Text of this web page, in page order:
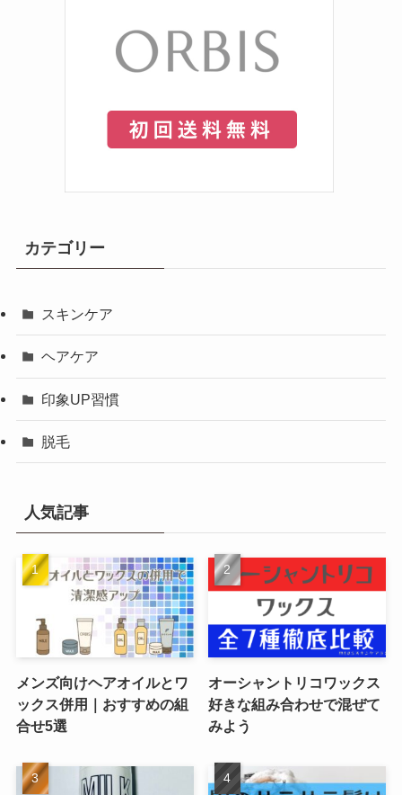
カテゴリー
スキンケア
ヘアケア
印象UP習慣
脱毛
人気記事
メンズ向けヘアオイルとワ
ックス併用｜おすすめの組
合せ5選
オーシャントリコワックス
好きな組み合わせで混ぜて
みよう